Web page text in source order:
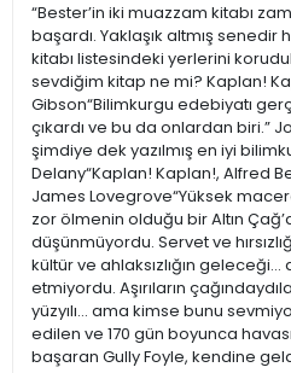
“Bester’in iki muazzam kitabı
başardı. Yaklaşık altmış
kitabı listesindeki yerlerini
sevdiğim kitap ne mi? Kaplan!
Gibson“Bilimkurgu edebiyatı
çıkardı ve bu da onlardan biri.”
şimdiye dek yazılmış en iyi
Delany“Kaplan! Kaplan!, Alfred
James Lovegrove“Yüksek
zor ölmenin olduğu bir Altın
düşünmüyordu. Servet ve
kültür ve ahlaksızlığın
etmiyordu. Aşırıların
yüzyılı… ama kimse bunu
edilen ve 170 gün boyunca
başaran Gully Foyle, kendine